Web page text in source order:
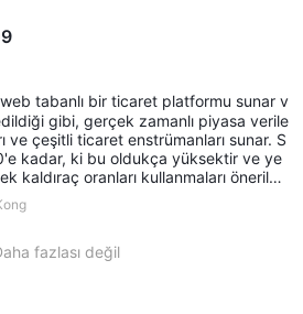
tabanlı bir ticaret platformu sunar v
gibi, gerçek zamanlı piyasa verile
ve çeşitli ticaret enstrümanları sunar. S
kadar, ki bu oldukça yüksektir ve ye
kaldıraç oranları kullanmaları önerilm
fazlası değil